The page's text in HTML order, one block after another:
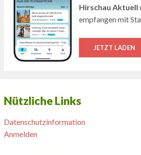
Hirschau Aktuell
empfangen mit
JETZT LADEN
Nützliche Links
Datenschutzinformation
Anmelden